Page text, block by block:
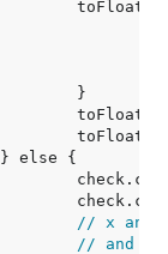
// x and
// and